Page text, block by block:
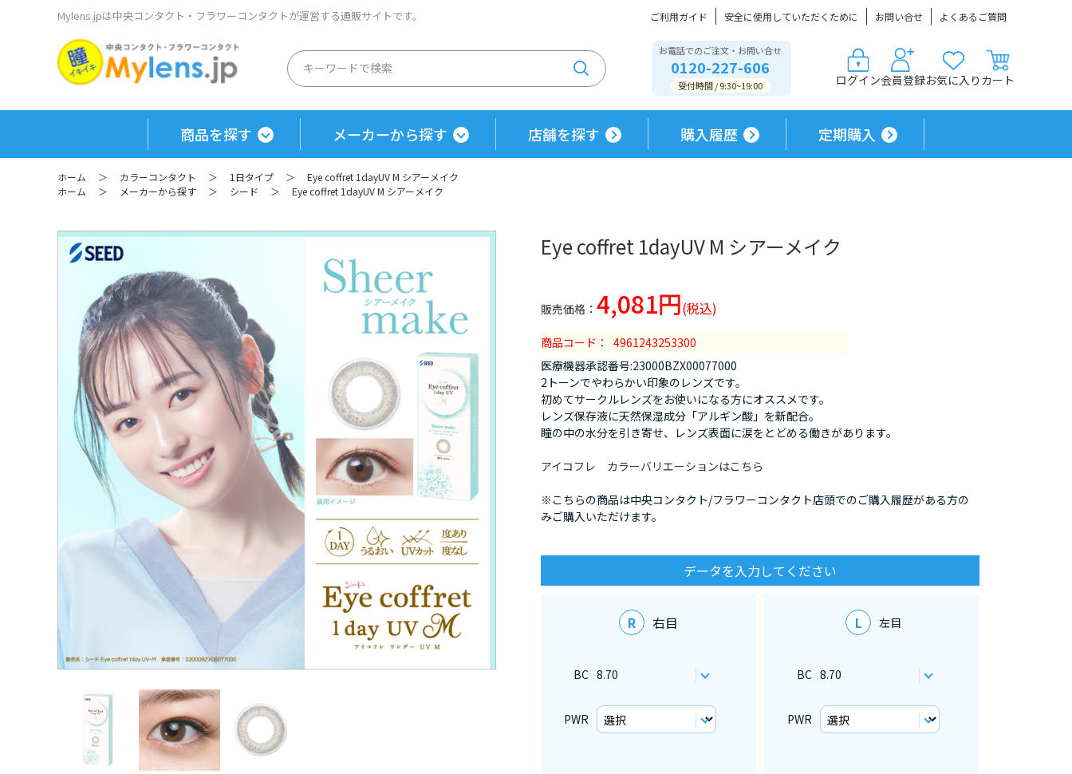
Mylens.jpは中央コンタクト・フラワーコンタクトが運営する通販サイトです。 ご利用ガイド 安全に使用していただくために お問い合せ よくあるご質問
お電話でのご注文・お問い合せ
0120-227-606
受付時間 / 9:30~19:00 ログイン会員登録お気に入り カート
商品を探す メーカーから探す 店舗を探す 購入履歴 定期購入
ホーム ＞ カラーコンタクト ＞ 1日タイプ ＞
Eye coffret 1dayUV M シアーメイク
ホーム
＞ メーカーから探す ＞ シード ＞ Eye coffret 1dayUV M シアーメイク
Eye coffret 1dayUV M シアーメイク
4,081円
商品コード
4961243253300
医療機器承認番号:23000BZX00077000
2トーンでやわらかい印象のレンズです。
初めてサークルレンズをお使いになる方にオススメです。
レンズ保存液に天然保湿成分「アルギン酸」を新配合。
瞳の中の水分を引き寄せ、レンズ表面に涙をとどめる働きがあります。
アイコフレ カラーバリエーションはこちら
※こちらの商品は中央コンタクト/フラワーコンタクト店頭でのご購入履歴がある方の
みご購入いただけます。
データを入力してください
R 右目 L 左目
BC 8.70 BC 8.70
PWR PWR